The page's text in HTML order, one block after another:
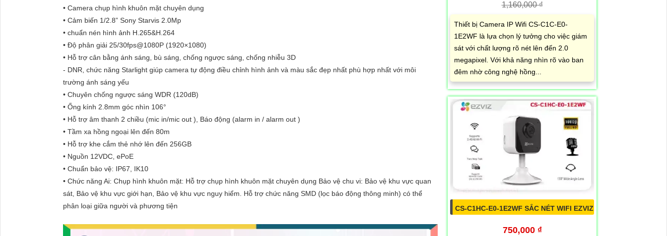
• Camera chụp hình khuôn mặt chuyên dụng
• Cảm biến 1/2.8” Sony Starvis 2.0Mp
• chuẩn nén hình ảnh H.265&H.264
• Độ phân giải 25/30fps@1080P (1920×1080)
• Hỗ trợ cân bằng ánh sáng, bù sáng, chống ngược sáng, chống nhiễu 3D
- DNR, chức năng Starlight giúp camera tự động điều chỉnh hình ảnh và màu sắc đẹp nhất phù hợp nhất với môi
trường ánh sáng yếu
• Chuyên chống ngược sáng WDR (120dB)
• Ống kính 2.8mm góc nhìn 106°
• Hỗ trợ âm thanh 2 chiều (mic in/mic out ), Báo động (alarm in / alarm out )
• Tầm xa hồng ngoại lên đến 80m
• Hỗ trợ khe cắm thẻ nhớ lên đến 256GB
• Nguồn 12VDC, ePoE
• Chuẩn bảo vệ: IP67, IK10
• Chức năng Ai: Chụp hình khuôn mặt: Hỗ trợ chụp hình khuôn mặt chuyên dụng Bảo vệ chu vi: Bảo vệ khu vực quan
sát, Bảo vệ khu vực giới hạn, Bảo vệ khu vực nguy hiểm. Hỗ trợ chức năng SMD (lọc báo động thông minh) có thể
phân loại giữa người và phương tiện
1,160,000 ₫
Thiết bị Camera IP Wifi CS-C1C-E0-
1E2WF là lựa chọn lý tưởng cho việc giám
sát với chất lượng rõ nét lên đến 2.0
megapixel. Với khả năng nhìn rõ vào ban
đêm nhờ công nghệ hồng...
CS-C1HC-E0-1E2WF SẮC NÉT WIFI EZVIZ
750,000 ₫